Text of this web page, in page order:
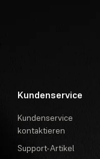
Kundenservice
Kundenservice
kontaktieren
Support-Artikel